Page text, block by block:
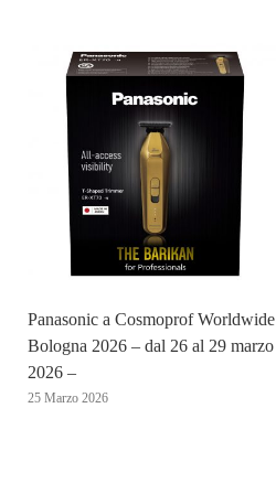
Panasonic a Cosmoprof Worldwide
Bologna 2026 – dal 26 al 29 marzo
2026 –
25 Marzo 2026